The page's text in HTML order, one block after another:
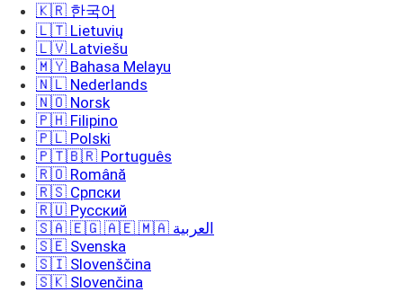
🇰🇷 한국어
🇱🇹 Lietuvių
🇱🇻 Latviešu
🇲🇾 Bahasa Melayu
🇳🇱 Nederlands
🇳🇴 Norsk
🇵🇭 Filipino
🇵🇱 Polski
🇵🇹🇧🇷 Português
🇷🇴 Română
🇷🇸 Српски
🇷🇺 Русский
🇸🇦 🇪🇬 🇦🇪 🇲🇦 العربية
🇸🇪 Svenska
🇸🇮 Slovenščina
🇸🇰 Slovenčina